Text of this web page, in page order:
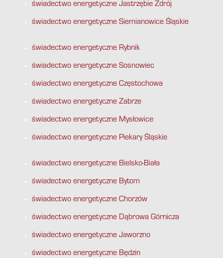
świadectwo energetyczne Jastrzębie Zdrój
świadectwo energetyczne Siemianowice Śląskie
świadectwo energetyczne Rybnik
świadectwo energetyczne Sosnowiec
świadectwo energetyczne Częstochowa
świadectwo energetyczne Zabrze
świadectwo energetyczne Mysłowice
świadectwo energetyczne Piekary Śląskie
świadectwo energetyczne Bielsko-Biała
świadectwo energetyczne Bytom
świadectwo energetyczne Chorzów
świadectwo energetyczne Dąbrowa Górnicza
świadectwo energetyczne Jaworzno
świadectwo energetyczne Będzin